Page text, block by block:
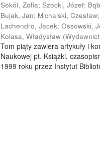
Sokół, Zofia;Szocki, Józef;
Bujak, Jan; Michalski, Czesław
Lachendro, Jacek;Ossowski,
Kolasa, Władysław (
Tom piąty zawiera artykuły i
Naukowej pt. Książki,
1999 roku przez Instytut